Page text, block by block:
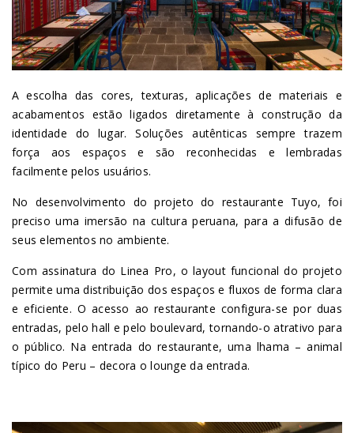
A escolha das cores, texturas, aplicações de materiais e
acabamentos estão ligados diretamente à construção da
identidade do lugar. Soluções autênticas sempre trazem
força aos espaços e são reconhecidas e lembradas
facilmente pelos usuários.
No desenvolvimento do projeto do restaurante Tuyo, foi
preciso uma imersão na cultura peruana, para a difusão de
seus elementos no ambiente.
Com assinatura do Linea Pro, o layout funcional do projeto
permite uma distribuição dos espaços e fluxos de forma clara
e eficiente. O acesso ao restaurante configura-se por duas
entradas, pelo hall e pelo boulevard, tornando-o atrativo para
o público. Na entrada do restaurante, uma lhama – animal
típico do Peru – decora o lounge da entrada.